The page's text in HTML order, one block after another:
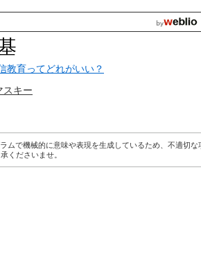
教育ってどれがいい？
スキー
ムで機械的に意味や表現を生成しているため、不適切な
くださいませ。